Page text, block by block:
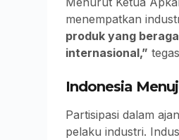
menempatkan
produk yang
internasional,”
Indonesia
Partisipasi dalam
pelaku industri.